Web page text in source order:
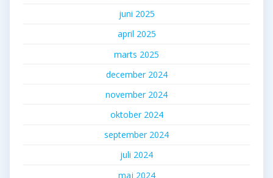
juni 2025
april 2025
marts 2025
december 2024
november 2024
oktober 2024
september 2024
juli 2024
maj 2024